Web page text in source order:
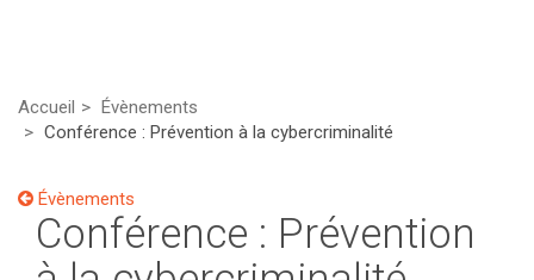
Accueil
Évènements
Conférence : Prévention à la cybercriminalité
Évènements
Conférence : Prévention